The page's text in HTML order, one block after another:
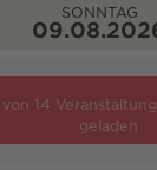
SONNTAG
von 14
geladen